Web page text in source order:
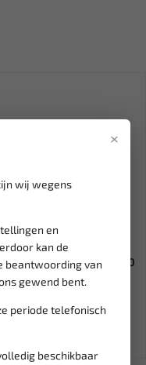
×
wij wegens
en
kan de
beantwoording van
gewend bent.
periode telefonisch
beschikbaar
Niet op voorraad
Velgenborstel 250
mm 250311
6,40